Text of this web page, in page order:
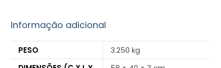
Informação adicional
PESO
3.250 kg